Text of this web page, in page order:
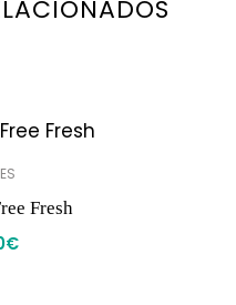
Fresh
€